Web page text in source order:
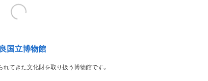
国立博物館
てきた文化財を取り扱う博物館です。